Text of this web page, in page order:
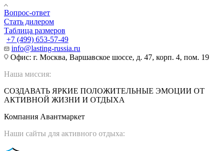
Вопрос-ответ
Стать дилером
Таблица размеров
+7 (499) 653-57-49
info@lasting-russia.ru
Офис: г. Москва, Варшавское шоссе, д. 47, корп. 4, пом. 19
Наша миссия:
СОЗДАВАТЬ ЯРКИЕ ПОЛОЖИТЕЛЬНЫЕ ЭМОЦИИ ОТ
АКТИВНОЙ ЖИЗНИ И ОТДЫХА
Компания Авантмаркет
Наши сайты для активного отдыха: